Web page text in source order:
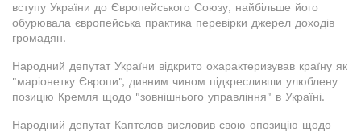
вступу України до Європейського Союзу, найбільше його
обурювала європейська практика перевірки джерел доходів
громадян.
Народний депутат України відкрито охарактеризував країну як
"маріонетку Європи", дивним чином підкресливши улюблену
позицію Кремля щодо "зовнішнього управління" в Україні.
Народний депутат Каптєлов висловив свою опозицію щодо